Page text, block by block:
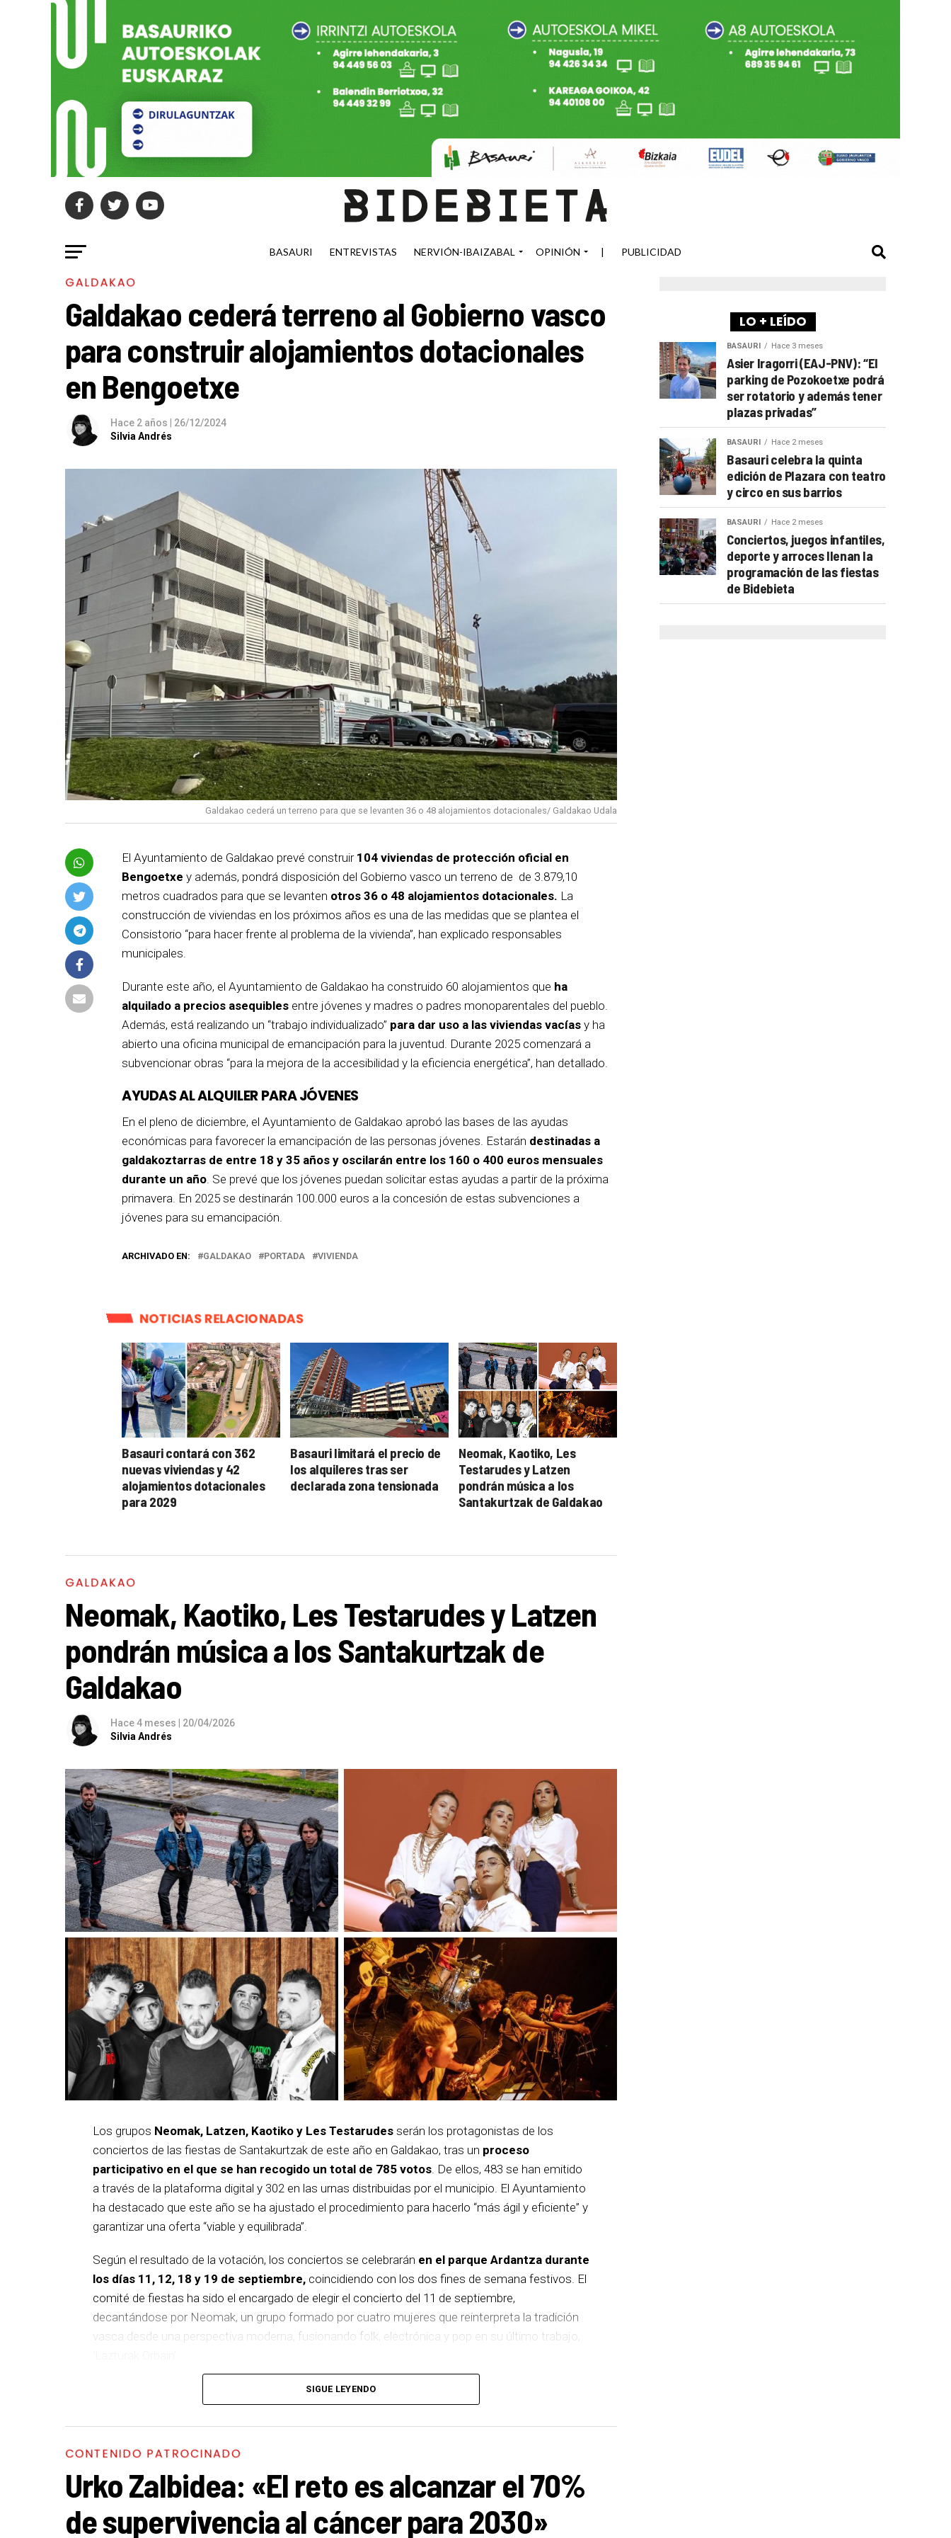
BASAURI ENTREVISTAS NERVIÓN-IBAIZABAL OPINIÓN | PUBLICIDAD
GALDAKAO
Galdakao cederá terreno al Gobierno vasco
para construir alojamientos dotacionales
en Bengoetxe
Hace 2 años | 26/12/2024
Silvia Andrés
Galdakao cederá un terreno para que se levanten 36 o 48 alojamientos dotacionales/ Galdakao Udala
El Ayuntamiento de Galdakao prevé construir 104 viviendas de protección oficial en
Bengoetxe y además, pondrá disposición del Gobierno vasco un terreno de de 3.879,10
metros cuadrados para que se levanten otros 36 o 48 alojamientos dotacionales. La
construcción de viviendas en los próximos años es una de las medidas que se plantea el
Consistorio “para hacer frente al problema de la vivienda”, han explicado responsables
municipales.
Durante este año, el Ayuntamiento de Galdakao ha construido 60 alojamientos que ha
alquilado a precios asequibles entre jóvenes y madres o padres monoparentales del pueblo.
Además, está realizando un “trabajo individualizado” para dar uso a las viviendas vacías y ha
abierto una oficina municipal de emancipación para la juventud. Durante 2025 comenzará a
subvencionar obras “para la mejora de la accesibilidad y la eficiencia energética”, han detallado.
AYUDAS AL ALQUILER PARA JÓVENES
En el pleno de diciembre, el Ayuntamiento de Galdakao aprobó las bases de las ayudas
económicas para favorecer la emancipación de las personas jóvenes. Estarán destinadas a
galdakoztarras de entre 18 y 35 años y oscilarán entre los 160 o 400 euros mensuales
durante un año . Se prevé que los jóvenes puedan solicitar estas ayudas a partir de la próxima
primavera. En 2025 se destinarán 100.000 euros a la concesión de estas subvenciones a
jóvenes para su emancipación.
ARCHIVADO EN: GALDAKAO PORTADA VIVIENDA
NOTICIAS RELACIONADAS
Basauri contará con 362
nuevas viviendas y 42
alojamientos dotacionales
para 2029
Basauri limitará el precio de
los alquileres tras ser
declarada zona tensionada
Neomak, Kaotiko, Les
Testarudes y Latzen
pondrán música a los
Santakurtzak de Galdakao
GALDAKAO
Neomak, Kaotiko, Les Testarudes y Latzen
pondrán música a los Santakurtzak de
Galdakao
Hace 4 meses | 20/04/2026
Silvia Andrés
Los grupos Neomak, Latzen, Kaotiko y Les Testarudes serán los protagonistas de los
conciertos de las fiestas de Santakurtzak de este año en Galdakao, tras un proceso
participativo en el que se han recogido un total de 785 votos . De ellos, 483 se han emitido
a través de la plataforma digital y 302 en las urnas distribuidas por el municipio. El Ayuntamiento
ha destacado que este año se ha ajustado el procedimiento para hacerlo “más ágil y eficiente” y
garantizar una oferta “viable y equilibrada”.
Según el resultado de la votación, los conciertos se celebrarán en el parque Ardantza durante
los días 11, 12, 18 y 19 de septiembre, coincidiendo con los dos fines de semana festivos. El
comité de fiestas ha sido el encargado de elegir el concierto del 11 de septiembre,
decantándose por Neomak, un grupo formado por cuatro mujeres que reinterpreta la tradición
vasca desde una perspectiva moderna, fusionando folk, electrónica y pop en su último trabajo,
El 12 de septiembre actuará Kaotiko, veterana banda de punk-rock que recientemente celebró
su 25 aniversario con el disco ‘XX5’. El siguiente fin de semana será el turno de Les Testarudes,
el día 18, un proyecto integrado por diez mujeres que apuesta por el ska, rocksteady y reggae
con un mensaje de empoderamiento. Por último, el 19 de septiembre cerrará el cartel Latzen,
‘Denboraren orbainak’, combinando la esencia de sus inicios con una mirada actual.
PROGRAMA CONCIERTOS SANTAKURTZAK 2026
SIGUE LEYENDO
CONTENIDO PATROCINADO
Urko Zalbidea: «El reto es alcanzar el 70%
de supervivencia al cáncer para 2030»
LO + LEÍDO
BASAURI Hace 3 meses
Asier Iragorri (EAJ-PNV): “El
parking de Pozokoetxe podrá
ser rotatorio y además tener
plazas privadas”
BASAURI Hace 2 meses
Basauri celebra la quinta
edición de Plazara con teatro
y circo en sus barrios
BASAURI Hace 2 meses
Conciertos, juegos infantiles,
deporte y arroces llenan la
programación de las fiestas
de Bidebieta